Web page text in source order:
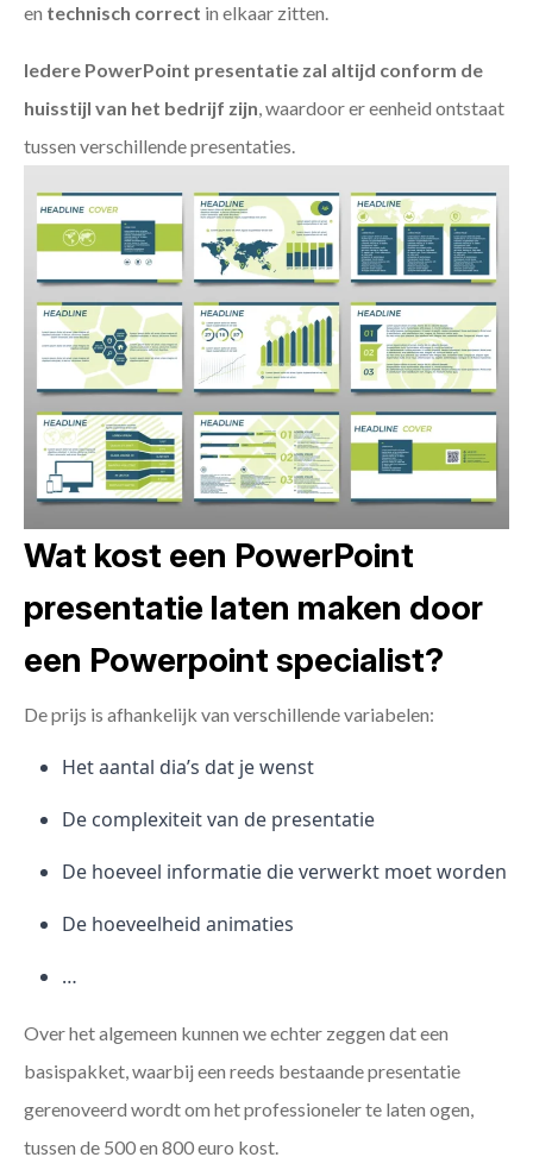
en technisch correct in elkaar zitten.
Iedere PowerPoint presentatie zal altijd conform de
huisstijl van het bedrijf zijn, waardoor er eenheid ontstaat
tussen verschillende presentaties.
Wat kost een PowerPoint
presentatie laten maken door
een Powerpoint specialist?
De prijs is afhankelijk van verschillende variabelen:
Het aantal dia’s dat je wenst
De complexiteit van de presentatie
De hoeveel informatie die verwerkt moet worden
De hoeveelheid animaties
…
Over het algemeen kunnen we echter zeggen dat een
basispakket, waarbij een reeds bestaande presentatie
gerenoveerd wordt om het professioneler te laten ogen,
tussen de 500 en 800 euro kost.